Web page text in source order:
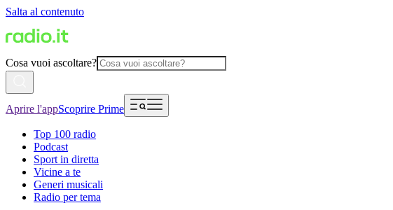
Salta al contenuto
Cosa vuoi ascoltare?
Aprire l'appScoprire Prime
Top 100 radio
Podcast
Sport in diretta
Vicine a te
Generi musicali
Radio per tema